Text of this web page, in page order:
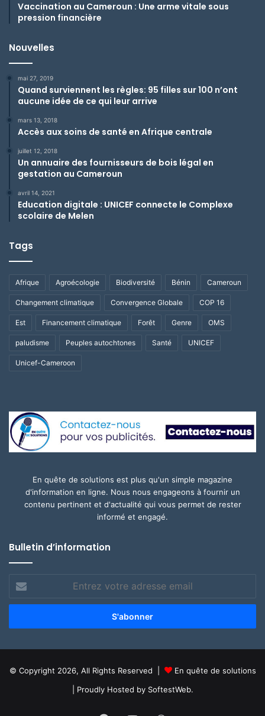
Vaccination au Cameroun : Une arme vitale sous
pression financière
Nouvelles
mai 27, 2019
Quand surviennent les règles: 95 filles sur 100 n’ont
aucune idée de ce qui leur arrive
mars 13, 2018
Accès aux soins de santé en Afrique centrale
juillet 12, 2018
Un annuaire des fournisseurs de bois légal en
gestation au Cameroun
avril 14, 2021
Education digitale : UNICEF connecte le Complexe
scolaire de Melen
Tags
Afrique Agroécologie Biodiversité Bénin Cameroun
Changement climatique Convergence Globale COP 16
Est Financement climatique Forêt Genre OMS
paludisme Peuples autochtones Santé UNICEF
Unicef-Cameroon
En quête de solutions est plus qu'un simple magazine
d'information en ligne. Nous nous engageons à fournir un
contenu pertinent et d'actualité qui vous permet de rester
informé et engagé.
Bulletin d’information
votre
adresse
© Copyright 2026, All Rights Reserved |
En quête de solutions
| Proudly Hosted by SoftestWeb.